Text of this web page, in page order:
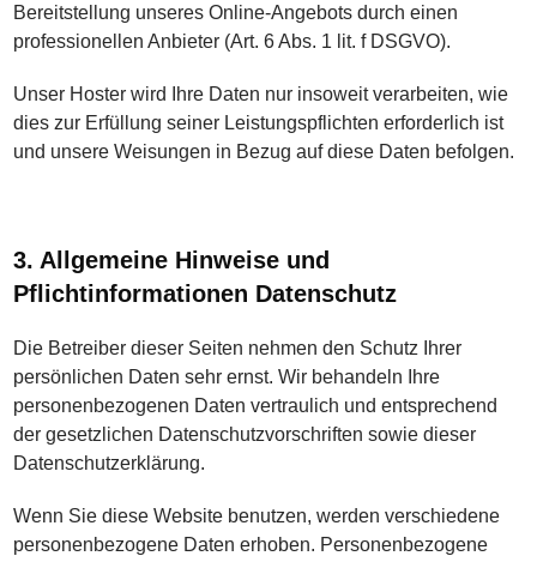
Bereitstellung unseres Online-Angebots durch einen
professionellen Anbieter (Art. 6 Abs. 1 lit. f DSGVO).
Unser Hoster wird Ihre Daten nur insoweit verarbeiten, wie
dies zur Erfüllung seiner Leistungspflichten erforderlich ist
und unsere Weisungen in Bezug auf diese Daten befolgen.
3. Allgemeine Hinweise und
Pflichtinformationen Datenschutz
Die Betreiber dieser Seiten nehmen den Schutz Ihrer
persönlichen Daten sehr ernst. Wir behandeln Ihre
personenbezogenen Daten vertraulich und entsprechend
der gesetzlichen Datenschutzvorschriften sowie dieser
Datenschutzerklärung.
Wenn Sie diese Website benutzen, werden verschiedene
personenbezogene Daten erhoben. Personenbezogene